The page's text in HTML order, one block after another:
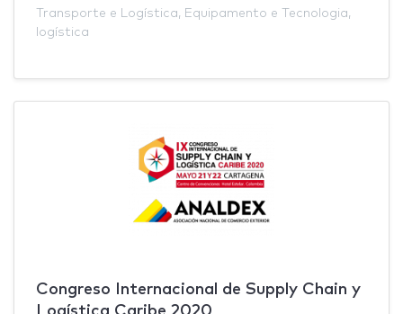
Transporte e Logística, Equipamento e Tecnologia,
logística
Congreso Internacional de Supply Chain y